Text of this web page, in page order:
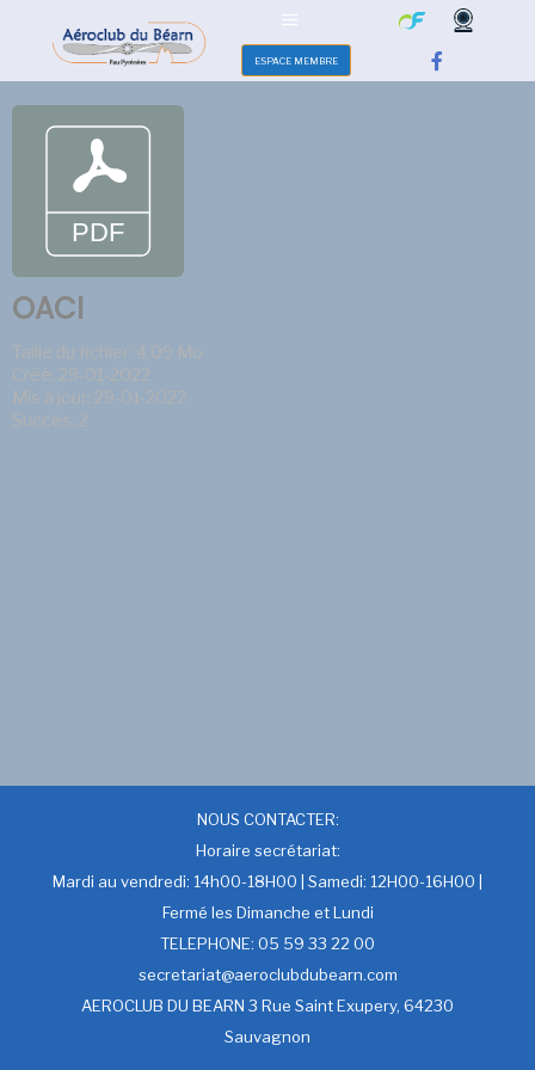
ESPACE MEMBRE
OACI
Taille du fichier: 4.09 Mo
Créé: 29-01-2022
Mis à jour: 29-01-2022
Succès: 2
NOUS CONTACTER:
Horaire secrétariat:
Mardi au vendredi: 14h00-18H00 | Samedi: 12H00-16H00 |
Fermé les Dimanche et Lundi
TELEPHONE: 05 59 33 22 00
secretariat@aeroclubdubearn.com
AEROCLUB DU BEARN 3 Rue Saint Exupery, 64230
Sauvagnon